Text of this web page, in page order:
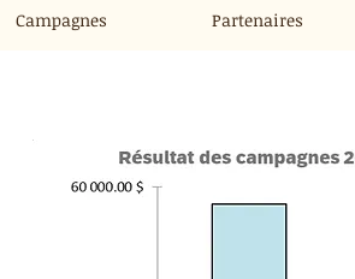
Campagnes Partenaires